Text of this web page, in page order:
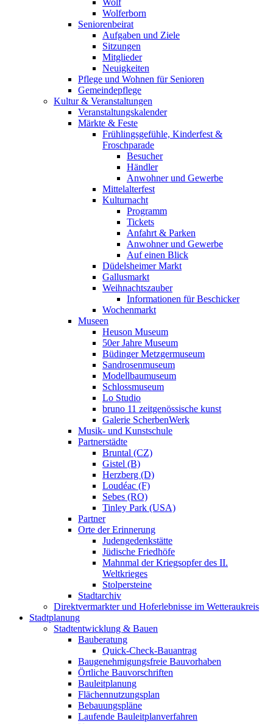
Wolf
Wolferborn
Seniorenbeirat
Aufgaben und Ziele
Sitzungen
Mitglieder
Neuigkeiten
Pflege und Wohnen für Senioren
Gemeindepflege
Kultur & Veranstaltungen
Veranstaltungskalender
Märkte & Feste
Frühlingsgefühle, Kinderfest &
Froschparade
Besucher
Händler
Anwohner und Gewerbe
Mittelalterfest
Kulturnacht
Programm
Tickets
Anfahrt & Parken
Anwohner und Gewerbe
Auf einen Blick
Düdelsheimer Markt
Gallusmarkt
Weihnachtszauber
Informationen für Beschicker
Wochenmarkt
Museen
Heuson Museum
50er Jahre Museum
Büdinger Metzgermuseum
Sandrosenmuseum
Modellbaumuseum
Schlossmuseum
Lo Studio
bruno 11 zeitgenössische kunst
Galerie ScherbenWerk
Musik- und Kunstschule
Partnerstädte
Bruntal (CZ)
Gistel (B)
Herzberg (D)
Loudéac (F)
Sebes (RO)
Tinley Park (USA)
Partner
Orte der Erinnerung
Judengedenkstätte
Jüdische Friedhöfe
Mahnmal der Kriegsopfer des II.
Weltkrieges
Stolpersteine
Stadtarchiv
Direktvermarkter und Hoferlebnisse im Wetteraukreis
Stadtplanung
Stadtentwicklung & Bauen
Bauberatung
Quick-Check-Bauantrag
Baugenehmigungsfreie Bauvorhaben
Örtliche Bauvorschriften
Bauleitplanung
Flächennutzungsplan
Bebauungspläne
Laufende Bauleitplanverfahren